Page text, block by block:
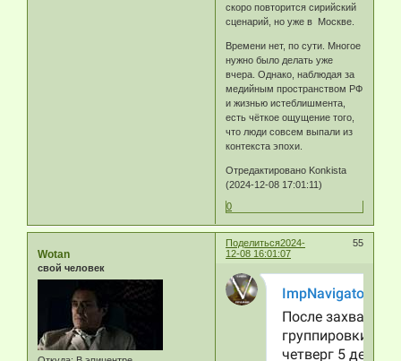
скоро повторится сирийский
сценарий, но уже в Москве.
Времени нет, по сути. Многое
нужно было делать уже
вчера. Однако, наблюдая за
медийным пространством РФ
и жизнью истеблишмента,
есть чёткое ощущение того,
что люди совсем выпали из
контекста эпохи.
Отредактировано Konkista
(2024-12-08 17:01:11)
0
Поделиться 55
2024-
12-08 16:01:07
Wotan
свой человек